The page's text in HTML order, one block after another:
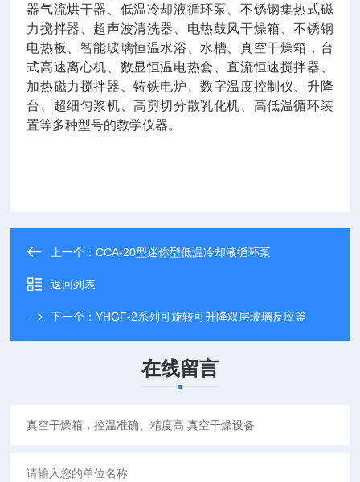
器气流烘干器、低温冷却液循环泵、不锈钢集热式磁
力搅拌器、超声波清洗器、电热鼓风干燥箱、不锈钢
电热板、智能玻璃恒温水浴、水槽、真空干燥箱，台
式高速离心机、数显恒温电热套、直流恒速搅拌器、
加热磁力搅拌器、铸铁电炉、数字温度控制仪、升降
台、超细匀浆机、高剪切分散乳化机、高低温循环装
置等多种型号的教学仪器。
上一个：CCA-20型迷你型低温冷却液循环泵
返回列表
下一个：YHGF-2系列可旋转可升降双层玻璃反应釜
在线留言